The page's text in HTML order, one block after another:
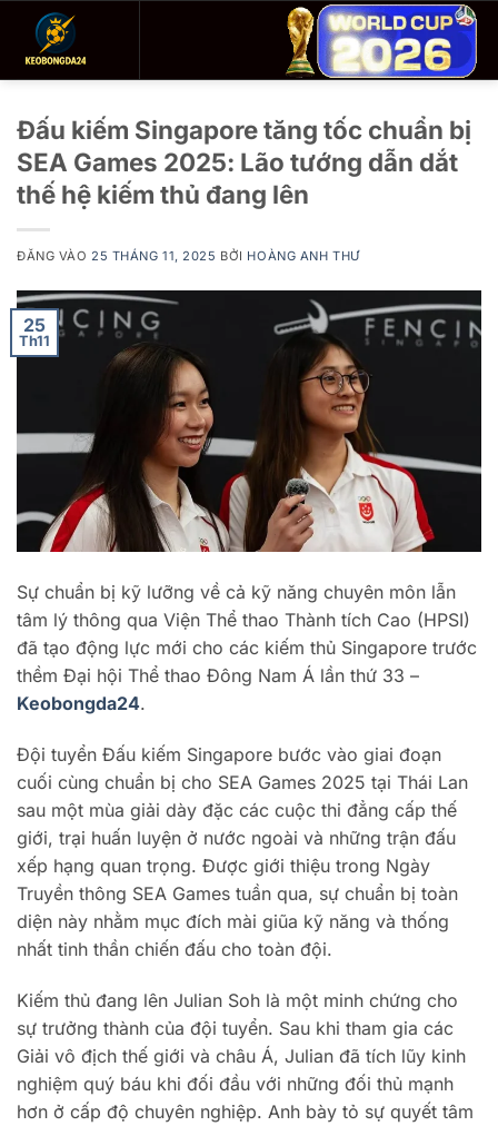
Đấu kiếm Singapore tăng tốc chuẩn bị
SEA Games 2025: Lão tướng dẫn dắt
thế hệ kiếm thủ đang lên
ĐĂNG VÀO25 THÁNG 11, 2025 BỞI HOÀNG ANH THƯ
25
Th11
Sự chuẩn bị kỹ lưỡng về cả kỹ năng chuyên môn lẫn
tâm lý thông qua Viện Thể thao Thành tích Cao (HPSI)
đã tạo động lực mới cho các kiếm thủ Singapore trước
thềm Đại hội Thể thao Đông Nam Á lần thứ 33 –
Keobongda24.
Đội tuyển Đấu kiếm Singapore bước vào giai đoạn
cuối cùng chuẩn bị cho SEA Games 2025 tại Thái Lan
sau một mùa giải dày đặc các cuộc thi đẳng cấp thế
giới, trại huấn luyện ở nước ngoài và những trận đấu
xếp hạng quan trọng. Được giới thiệu trong Ngày
Truyền thông SEA Games tuần qua, sự chuẩn bị toàn
diện này nhằm mục đích mài giũa kỹ năng và thống
nhất tinh thần chiến đấu cho toàn đội.
Kiếm thủ đang lên Julian Soh là một minh chứng cho
sự trưởng thành của đội tuyển. Sau khi tham gia các
Giải vô địch thế giới và châu Á, Julian đã tích lũy kinh
nghiệm quý báu khi đối đầu với những đối thủ mạnh
hơn ở cấp độ chuyên nghiệp. Anh bày tỏ sự quyết tâm